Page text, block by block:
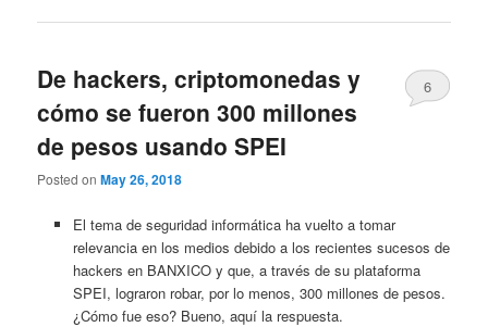
De hackers, criptomonedas y
cómo se fueron 300 millones
de pesos usando SPEI
Posted onMay 26, 2018
6
El tema de seguridad informática ha vuelto a tomar
relevancia en los medios debido a los recientes sucesos de
hackers en BANXICO y que, a través de su plataforma
SPEI, lograron robar, por lo menos, 300 millones de pesos.
¿Cómo fue eso? Bueno, aquí la respuesta.